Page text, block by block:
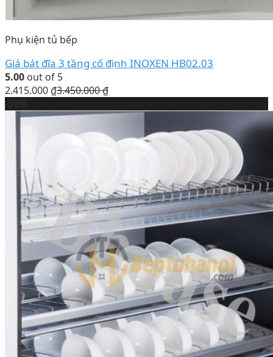
Phụ kiện tủ bếp
Giá bát đĩa 3 tầng cố định INOXEN HB02.03
5.00 out of 5
2.415.000 ₫3.450.000₫